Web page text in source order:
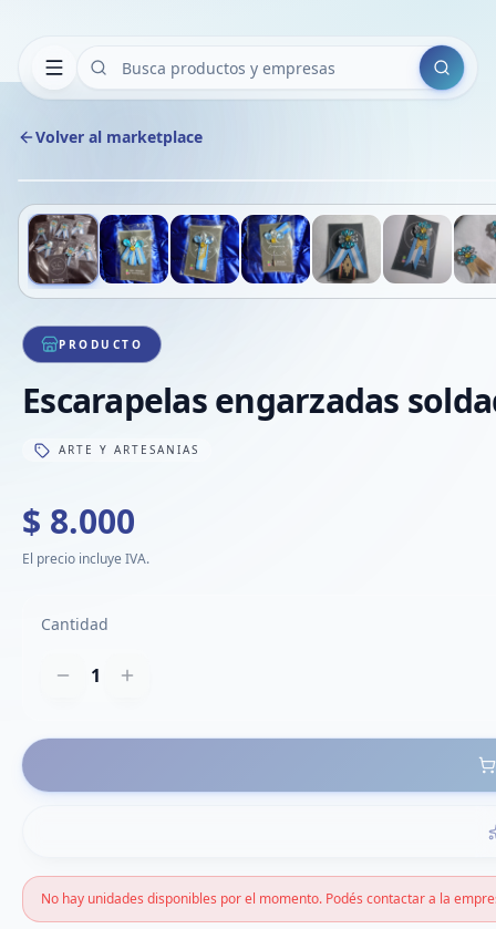
Buscar
Volver al marketplace
1/15
PRODUCTO
Escarapelas engarzadas
ARTE Y ARTESANIAS
$ 8.000
El precio incluye IVA.
Cantidad
1
No hay unidades disponibles por el momento. Podés contactar a la